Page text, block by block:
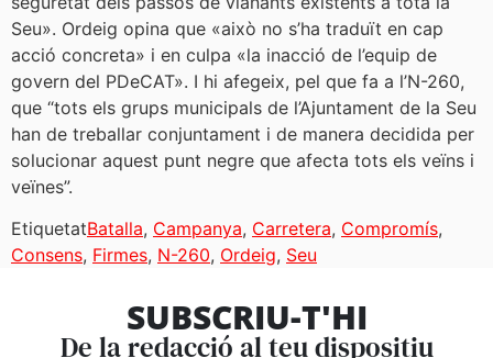
Seu». Ordeig opina que «això no s’ha traduït en cap
acció concreta» i en culpa «la inacció de l’equip de
govern del PDeCAT». I hi afegeix, pel que fa a l’N-260,
que “tots els grups municipals de l’Ajuntament de la Seu
han de treballar conjuntament i de manera decidida per
solucionar aquest punt negre que afecta tots els veïns i
veïnes”.
EtiquetatBatalla, Campanya, Carretera, Compromís,
Consens, Firmes, N-260, Ordeig, Seu
SUBSCRIU-T'HI
De la redacció al teu dispositiu